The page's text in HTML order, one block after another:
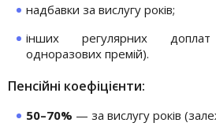
надбавки за вислугу років;
інших регулярних
одноразових премій).
Пенсійні коефіцієнти:
50–70% — за вислугу років